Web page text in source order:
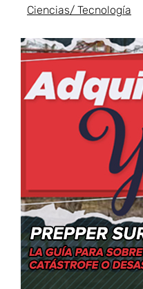
Ciencias/ Tecnología